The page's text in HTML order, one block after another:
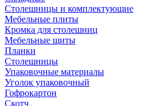
Столешницы и комплектующие
Мебельные плиты
Кромка для столешниц
Мебельные щиты
Планки
Столешницы
Упаковочные материалы
Уголок упаковочный
Гофрокартон
Скотч